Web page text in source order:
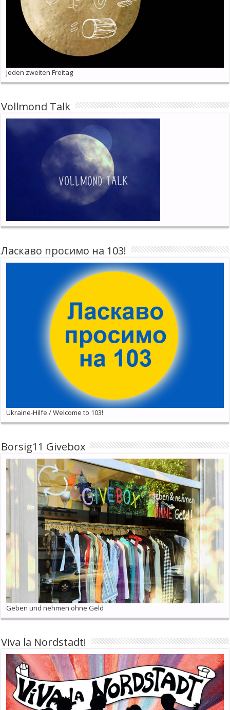
Jeden zweiten Freitag
Vollmond Talk
Ласкаво просимо на 103!
Ukraine-Hilfe / Welcome to 103!
Borsig11 Givebox
Geben und nehmen ohne Geld
Viva la Nordstadt!